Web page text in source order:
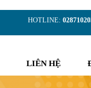
HOTLINE:
LIÊN HỆ